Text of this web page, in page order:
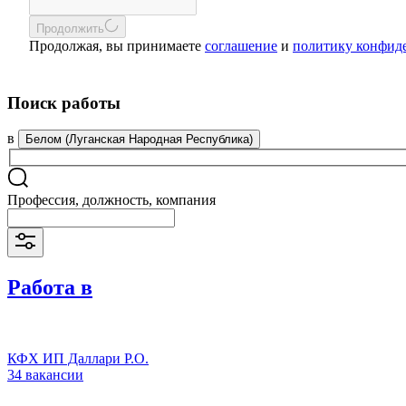
Продолжить
Продолжая, вы принимаете соглашение и политику
Поиск работы
в Белом (Луганская Народная Республика)
Профессия, должность, компания
Работа в
КФХ ИП Даллари Р.О.
34 вакансии